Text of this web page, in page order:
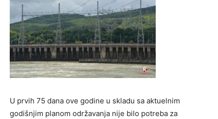
U prvih 75 dana ove godine u skladu sa aktuelnim
godišnjim planom održavanja nije bilo potreba za